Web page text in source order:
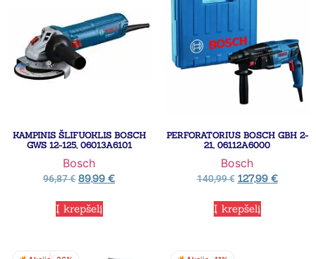
KAMPINIS ŠLIFUOKLIS BOSCH
GWS 12-125, 06013A6101
Bosch
96,87€ 89,99 €
Į krepšelį
PERFORATORIUS BOSCH GBH 2-
21, 06112A6000
Bosch
140,99€ 127,99 €
Į krepšelį